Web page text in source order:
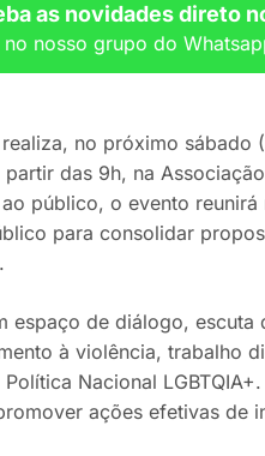
as novidades direto
no nosso grupo do
realiza, no próximo sábado
partir das 9h, na
público, o evento
para consolidar
espaço de diálogo,
à violência, trabalho
Nacional
ações efetivas de